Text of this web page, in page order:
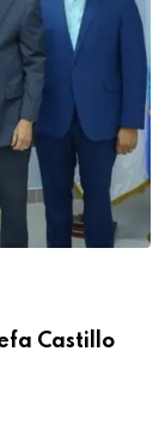
Castillo